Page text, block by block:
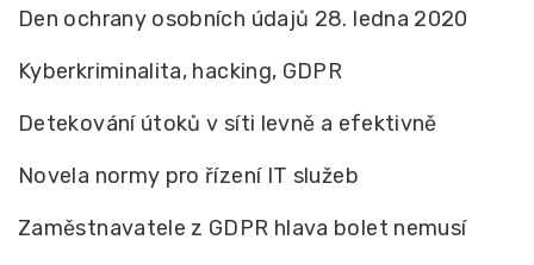
Den ochrany osobních údajů 28. ledna 2020
Kyberkriminalita, hacking, GDPR
Detekování útoků v síti levně a efektivně
Novela normy pro řízení IT služeb
Zaměstnavatele z GDPR hlava bolet nemusí